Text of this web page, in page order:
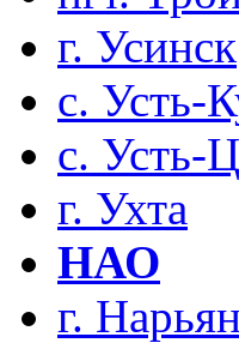
г. Усинск
с. Усть-
с. Усть-
г. Ухта
НАО
г.